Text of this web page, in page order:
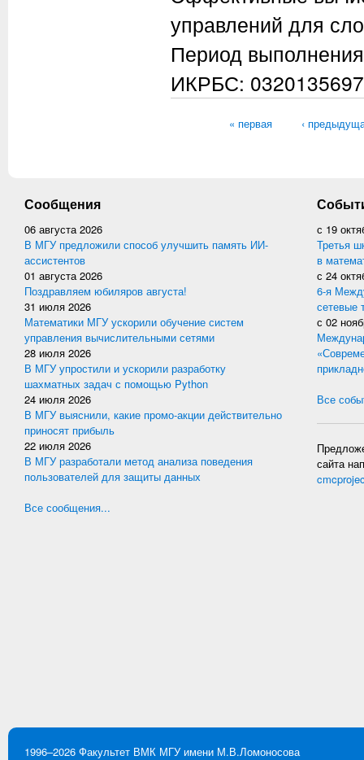
управлений для
Период
ИКРБС:
Страницы« первая ‹
Сообщения
06 августа 2026
В МГУ предложили способ улучшить память ИИ-
ассистентов
01 августа 2026
Поздравляем юбиляров августа!
31 июля 2026
Математики МГУ ускорили обучение систем
управления вычислительными сетями
28 июля 2026
В МГУ упростили и ускорили разработку
шахматных задач с помощью Python
24 июля 2026
В МГУ выяснили, какие промо-акции действительно
приносят прибыль
22 июля 2026
В МГУ разработали метод анализа поведения
пользователей для защиты данных
Все сообщения...
с 19
Третья
в
с 24
6-я
сетевые
с 02
Все
сайта
1996–2026 Факультет ВМК МГУ имени М.В.Ломоносова